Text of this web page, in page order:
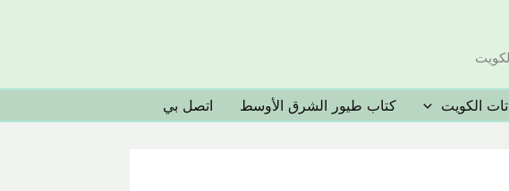
الكويت كتاب طيور الشرق الأوسط اتصل بي